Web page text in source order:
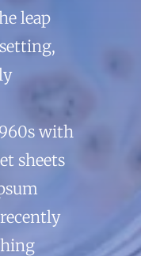
leap
with
sheets